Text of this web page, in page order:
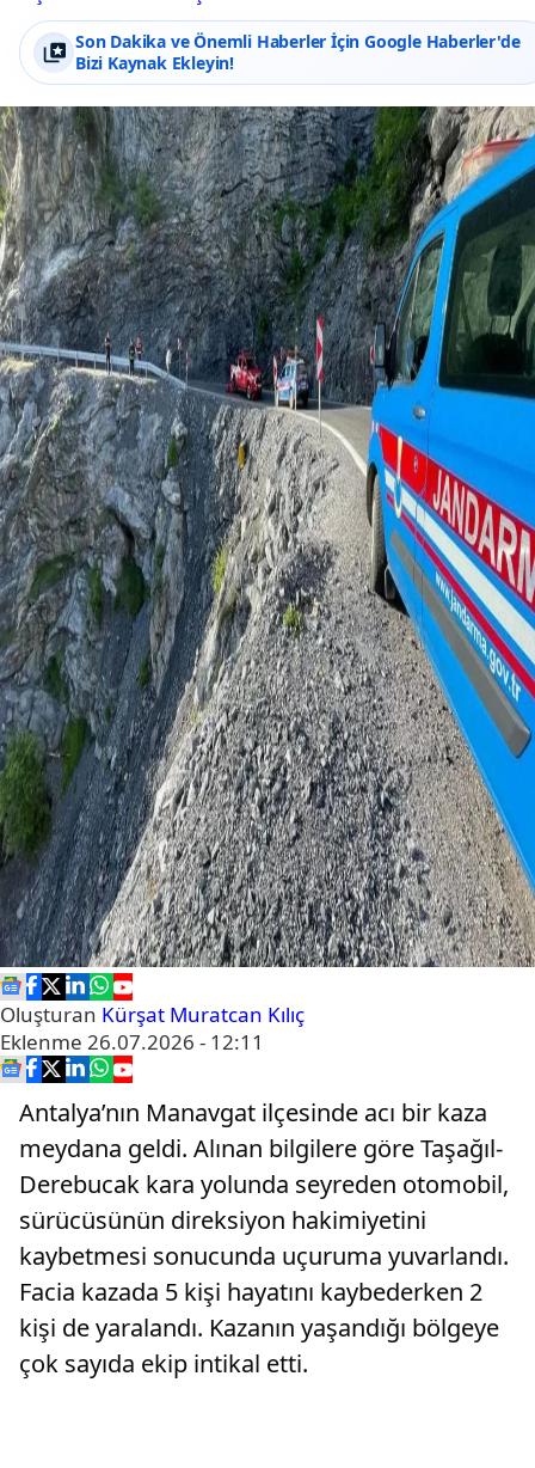
Son Dakika ve Önemli Haberler İçin Google Haberler'de
Bizi Kaynak Ekleyin!
Oluşturan Kürşat Muratcan Kılıç
Eklenme 26.07.2026 - 12:11
Antalya’nın Manavgat ilçesinde acı bir kaza
meydana geldi. Alınan bilgilere göre Taşağıl-
Derebucak kara yolunda seyreden otomobil,
sürücüsünün direksiyon hakimiyetini
kaybetmesi sonucunda uçuruma yuvarlandı.
Facia kazada 5 kişi hayatını kaybederken 2
kişi de yaralandı. Kazanın yaşandığı bölgeye
çok sayıda ekip intikal etti.